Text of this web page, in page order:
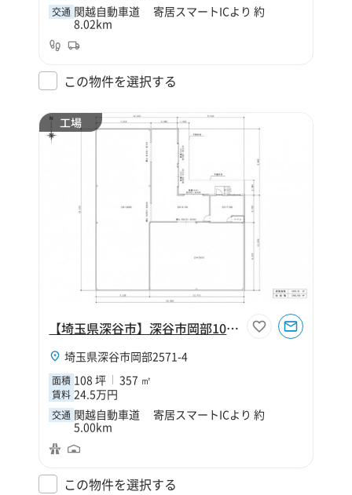
交通 関越自動車道 寄居スマートICより 約
8.02km
この物件を選択する
工場
【埼玉県深谷市】深谷市岡部108坪工場
埼玉県深谷市岡部2571-4
面積 108 坪 357 ㎡
賃料 24.5万円
交通 関越自動車道 寄居スマートICより 約
5.00km
この物件を選択する